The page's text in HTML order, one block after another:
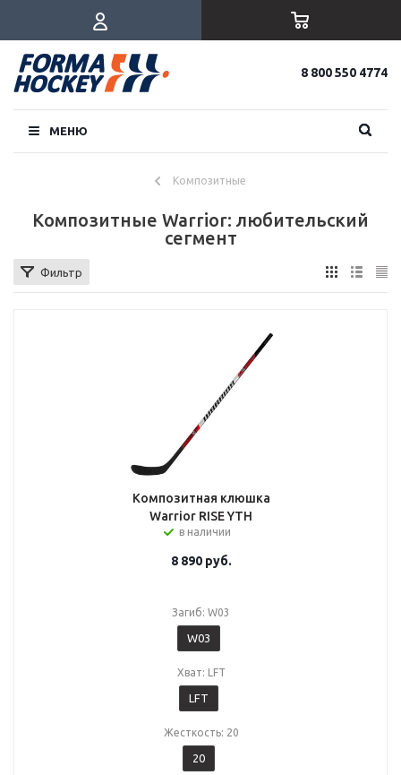
8 800 550 4774
МЕНЮ
Композитные
Композитные Warrior: любительский
сегмент
Фильтр
Композитная клюшка
Warrior RISE YTH
в наличии
8 890руб.
Загиб: W03
W03
Хват: LFT
LFT
Жесткость: 20
20